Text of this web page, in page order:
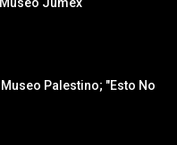
Museo Jumex
Museo Palestino; "Esto No